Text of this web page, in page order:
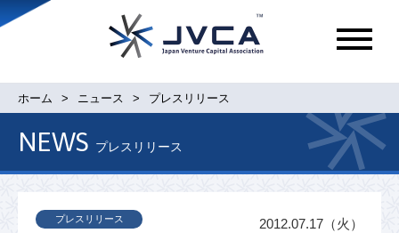
メ
ュ
ホーム ニュース プレスリリース
NEWS プレスリリース
プレスリリース 2012.07.17（火）